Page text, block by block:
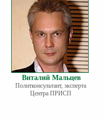
Виталий Мальцев
Политконсультант, эксперта
Центра ПРИСП